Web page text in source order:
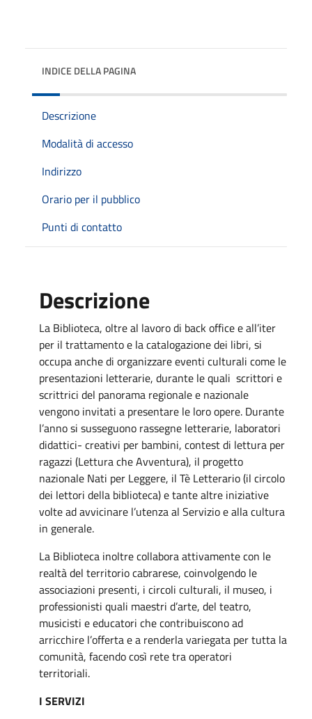
INDICE DELLA PAGINA
Descrizione
Modalità di accesso
Indirizzo
Orario per il pubblico
Punti di contatto
Descrizione
La Biblioteca, oltre al lavoro di back office e all’iter
per il trattamento e la catalogazione dei libri, si
occupa anche di organizzare eventi culturali come le
presentazioni letterarie, durante le quali scrittori e
scrittrici del panorama regionale e nazionale
vengono invitati a presentare le loro opere. Durante
l’anno si susseguono rassegne letterarie, laboratori
didattici- creativi per bambini, contest di lettura per
ragazzi (Lettura che Avventura), il progetto
nazionale Nati per Leggere, il Tè Letterario (il circolo
dei lettori della biblioteca) e tante altre iniziative
volte ad avvicinare l’utenza al Servizio e alla cultura
in generale.
La Biblioteca inoltre collabora attivamente con le
realtà del territorio cabrarese, coinvolgendo le
associazioni presenti, i circoli culturali, il museo, i
professionisti quali maestri d’arte, del teatro,
musicisti e educatori che contribuiscono ad
arricchire l’offerta e a renderla variegata per tutta la
comunità, facendo così rete tra operatori
territoriali.
I SERVIZI